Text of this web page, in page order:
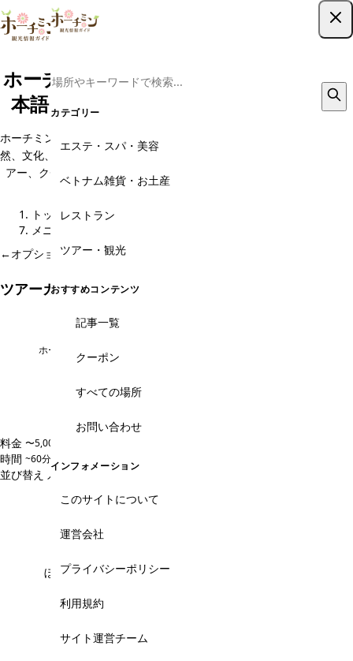
カテゴリー
エステ・スパ・美容
ベトナム雑貨・お土産
レストラン
ツアー・観光
おすすめコンテンツ
記事一覧
クーポン
すべての場所
お問い合わせ
インフォメーション
このサイトについて
運営会社
プライバシーポリシー
利用規約
サイト運営チーム
ホーチミン現地ツアー予約｜格安から日
本語ガイド・専用車までおすすめ44選
ホーチミン発のオプショナルツアーは、ベトナムの南部地域の多様な自
然、文化、歴史を体験する絶好の機会です。メコンデルタ・クルーズツ
アー、クチトンネルツアー、市内観光ツアーなど多彩なプランをご用
意。
トップ観光スポット
メニュー
←オプショナルツアー予約・現地旅行会社 のページに戻る
ツアーカテゴリ
ナイトライフ
ホーチミンの夜を満喫
フォトツアー
料金 〜5,000円
時間 ~60分 60~120分
並び替え 人気順 価格安い順価格高い順
こんなお悩みありませんか？
ぼったくりが怖い、明朗会計か不安...
掲載ツアーは事前に円建ての確定料金を提示。当日
ん。メコン川クルーズ・クチトンネル・市内観光ま